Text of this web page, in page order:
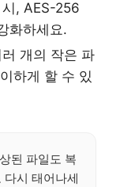
, AES-256
화하세요.
개의 작은 파
하게 할 수 있
된 파일도 복
시 태어나세